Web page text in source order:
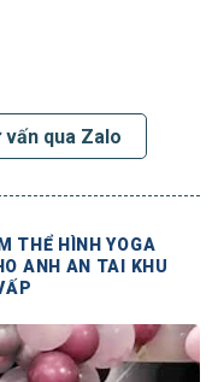
vấn qua Zalo
THỂ HÌNH YOGA
ANH AN TAI KHU